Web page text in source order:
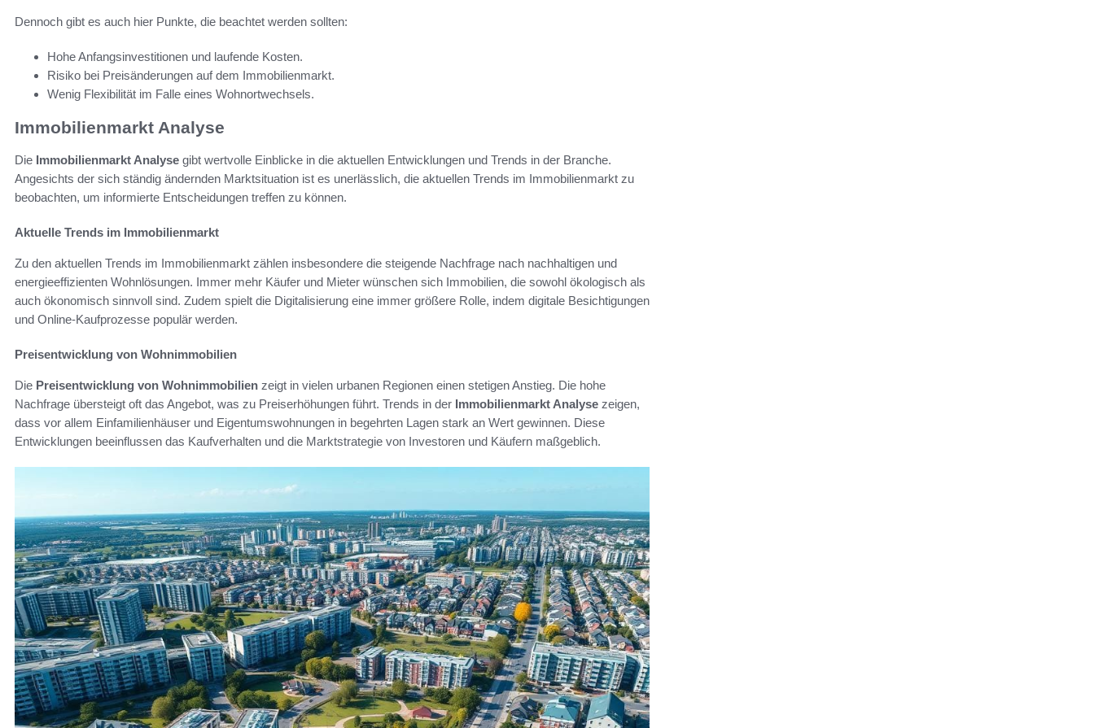
Dennoch gibt es auch hier Punkte, die beachtet werden sollten:
Hohe Anfangsinvestitionen und laufende Kosten.
Risiko bei Preisänderungen auf dem Immobilienmarkt.
Wenig Flexibilität im Falle eines Wohnortwechsels.
Immobilienmarkt Analyse
Die Immobilienmarkt Analyse gibt wertvolle Einblicke in die aktuellen Entwicklungen und Trends in der Branche.
Angesichts der sich ständig ändernden Marktsituation ist es unerlässlich, die aktuellen Trends im Immobilienmarkt zu
beobachten, um informierte Entscheidungen treffen zu können.
Aktuelle Trends im Immobilienmarkt
Zu den aktuellen Trends im Immobilienmarkt zählen insbesondere die steigende Nachfrage nach nachhaltigen und
energieeffizienten Wohnlösungen. Immer mehr Käufer und Mieter wünschen sich Immobilien, die sowohl ökologisch als
auch ökonomisch sinnvoll sind. Zudem spielt die Digitalisierung eine immer größere Rolle, indem digitale Besichtigungen
und Online-Kaufprozesse populär werden.
Preisentwicklung von Wohnimmobilien
Die Preisentwicklung von Wohnimmobilien zeigt in vielen urbanen Regionen einen stetigen Anstieg. Die hohe
Nachfrage übersteigt oft das Angebot, was zu Preiserhöhungen führt. Trends in der Immobilienmarkt Analyse zeigen,
dass vor allem Einfamilienhäuser und Eigentumswohnungen in begehrten Lagen stark an Wert gewinnen. Diese
Entwicklungen beeinflussen das Kaufverhalten und die Marktstrategie von Investoren und Käufern maßgeblich.